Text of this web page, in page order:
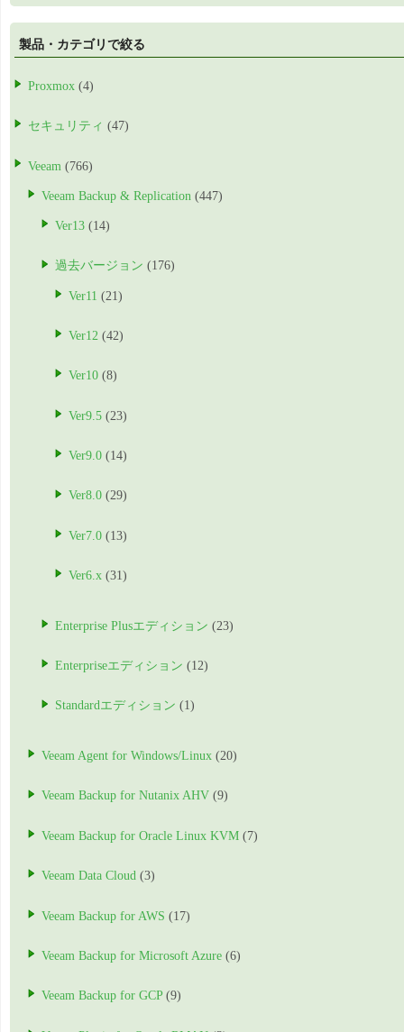
製品・カテゴリで絞る
Proxmox (4)
セキュリティ (47)
Veeam (766)
Veeam Backup & Replication (447)
Ver13 (14)
過去バージョン (176)
Ver11 (21)
Ver12 (42)
Ver10 (8)
Ver9.5 (23)
Ver9.0 (14)
Ver8.0 (29)
Ver7.0 (13)
Ver6.x (31)
Enterprise Plusエディション (23)
Enterpriseエディション (12)
Standardエディション (1)
Veeam Agent for Windows/Linux (20)
Veeam Backup for Nutanix AHV (9)
Veeam Backup for Oracle Linux KVM (7)
Veeam Data Cloud (3)
Veeam Backup for AWS (17)
Veeam Backup for Microsoft Azure (6)
Veeam Backup for GCP(9)